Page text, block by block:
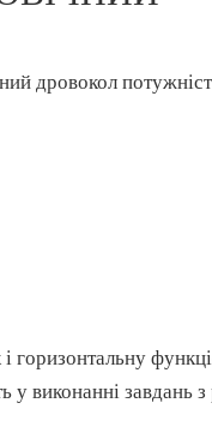
горизонтальну
у виконанні завдань з